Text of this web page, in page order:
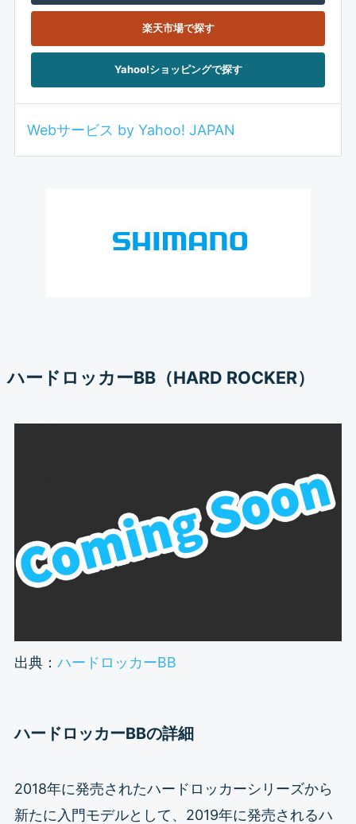
楽天市場で探す
Yahoo!ショッピングで探す
Webサービス by Yahoo! JAPAN
ハードロッカーBB（HARD ROCKER）
出典： ハードロッカーBB
ハードロッカーBBの詳細
2018年に発売されたハードロッカーシリーズから
新たに入門モデルとして、2019年に発売されるハ